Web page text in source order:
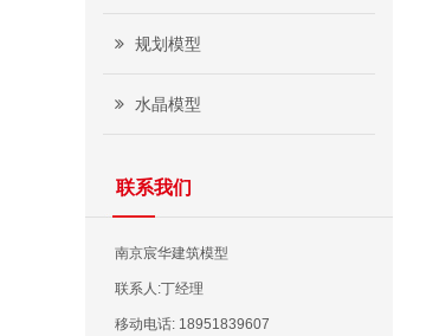
规划模型
水晶模型
联系我们
南京宸华建筑模型
联系人:丁经理
移动电话: 18951839607